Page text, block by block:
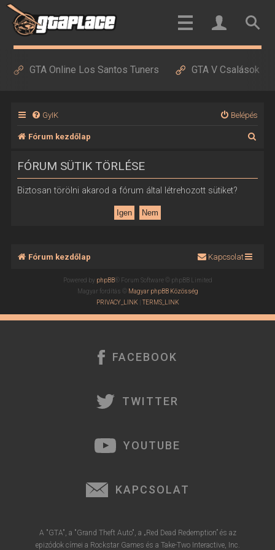
GTA Online Los Santos Tuners GTA V Csalások
GyIK Belépés
Fórum kezdőlap
FÓRUM SÜTIK TÖRLÉSE
Biztosan törölni akarod a fórum által létrehozott sütiket?
Fórum kezdőlap Kapcsolat
Powered by phpBB® Forum Software © phpBB Limited
Magyar fordítás © Magyar phpBB Közösség
PRIVACY_LINK |TERMS_LINK
FACEBOOK
TWITTER
YOUTUBE
KAPCSOLAT
A "GTA", a "Grand Theft Auto", a „Red Dead Redemption” és az
epizódok címei a Rockstar Games és a Take-Two Interactive, Inc.